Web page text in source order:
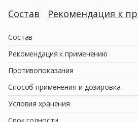
Состав Рекомендация к
Состав
Рекомендация к применению
Противопоказания
Способ применения и дозировка
Условия хранения
Срок годности